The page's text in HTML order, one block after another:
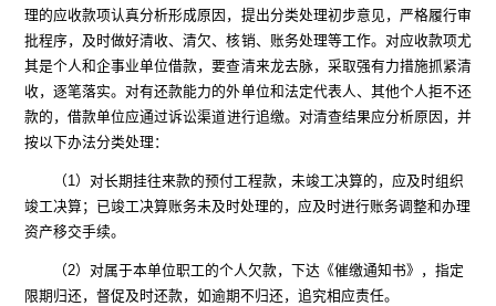
理的应收款项认真分析形成原因，提出分类处理初步意见，严格履行审
批程序，及时做好清收、清欠、核销、账务处理等工作。对应收款项尤
其是个人和企事业单位借款，要查清来龙去脉，采取强有力措施抓紧清
收，逐笔落实。对有还款能力的外单位和法定代表人、其他个人拒不还
款的，借款单位应通过诉讼渠道进行追缴。对清查结果应分析原因，并
按以下办法分类处理：
（1）对长期挂往来款的预付工程款，未竣工决算的，应及时组织
竣工决算；已竣工决算账务未及时处理的，应及时进行账务调整和办理
资产移交手续。
（2）对属于本单位职工的个人欠款，下达《催缴通知书》，指定
限期归还，督促及时还款，如逾期不归还，追究相应责任。